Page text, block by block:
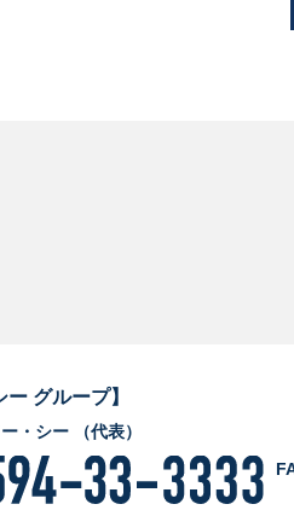
ー グループ】
・シー （代表）